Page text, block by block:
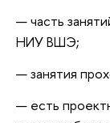
часть
НИУ ВШЭ;
занятия
есть